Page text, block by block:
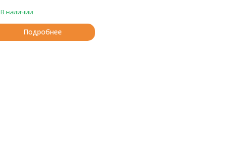
В наличии
Подробнее